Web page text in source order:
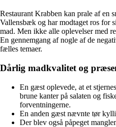
Restaurant Krabben kan prale af en
Vallensbæk og har modtaget ros for
mad. Men ikke alle oplevelser med
En gennemgang af nogle af de
fælles temaer.
Dårlig madkvalitet og
En gæst oplevede, at et
brune kanter på salaten og
forventningerne.
En anden gæst nævnte tør
Der blev også påpeget